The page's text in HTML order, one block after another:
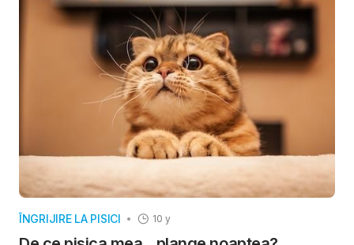
inlature invelisul extern al unghiilor.
ÎNGRIJIRE LA PISICI 10 y